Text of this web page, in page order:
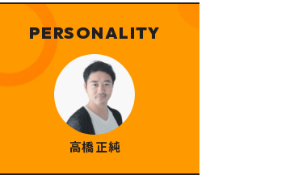
PERSONALITY
高橋 正純